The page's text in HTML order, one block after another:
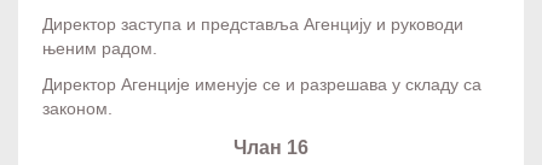
Директор заступа и представља Агенцију и руководи
њеним радом.
Директор Агенције именује се и разрешава у складу са
законом.
Члан 16